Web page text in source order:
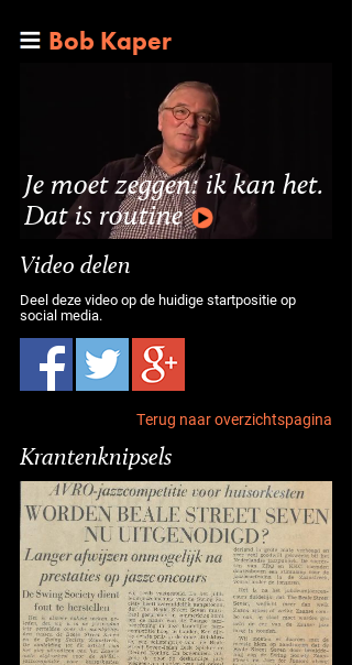
Bob Kaper
Je moet zeggen: ik kan het.
Dat is routine
Video delen
Deel deze video op de huidige startpositie op
social media.
Terug naar overzichtspagina
Krantenknipsels